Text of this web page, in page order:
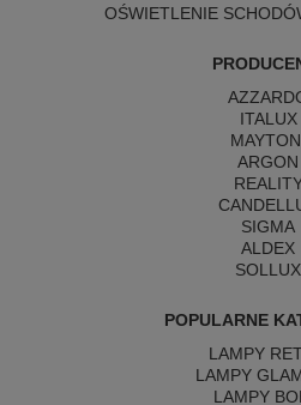
OŚWIETLENIE
ITALUX
ARGON
SIGMA
ALDEX
SOLLUX
POPULARNE
LAMPY
LAMPY
LAMPY